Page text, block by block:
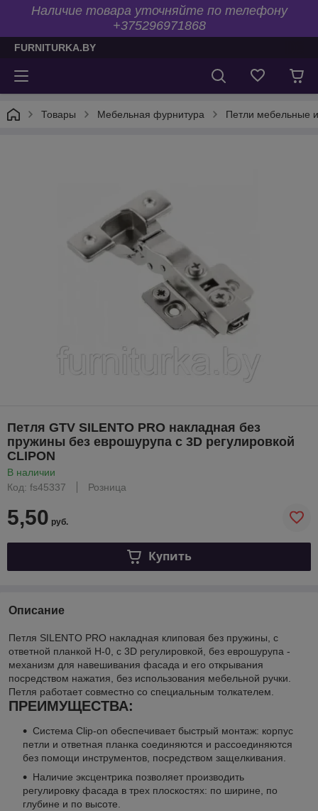
Наличие товара уточняйте по телефону
+375296971868
FURNITURKA.BY
Товары Мебельная фурнитура Петли мебельные
Петля GTV SILENTO PRO накладная без
пружины без еврошурупа с 3D регулировкой
CLIPON
В наличии
Код: fs45337
Розница
5,50 руб.
Купить
Описание
Петля SILENTO PRO накладная клиповая без пружины, с
ответной планкой H-0, с 3D регулировкой, без еврошурупа -
механизм для навешивания фасада и его открывания
посредством нажатия, без использования мебельной ручки.
Петля работает совместно со специальным толкателем.
ПРЕИМУЩЕСТВА:
Система Clip-on обеспечивает быстрый монтаж: корпус
петли и ответная планка соединяются и рассоединяются
без помощи инструментов, посредством защелкивания.
Наличие эксцентрика позволяет производить
регулировку фасада в трех плоскостях: по ширине, по
глубине и по высоте.